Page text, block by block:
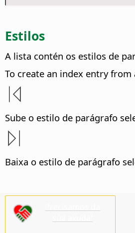
Estilos
A lista contén os estilos de
To create an index entry
Sube o estilo de parágrafo
Baixa o estilo de parágrafo